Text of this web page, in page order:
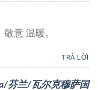
意 温暖。
TRẢ LỜI
芬兰/瓦尔克穆萨国